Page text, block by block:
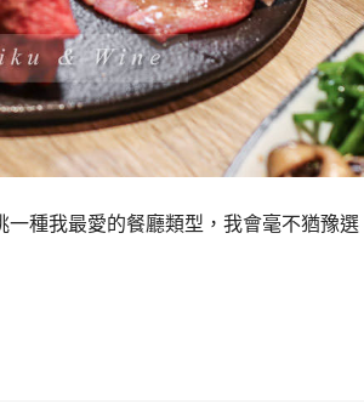
種我最愛的餐廳類型，我會毫不猶豫